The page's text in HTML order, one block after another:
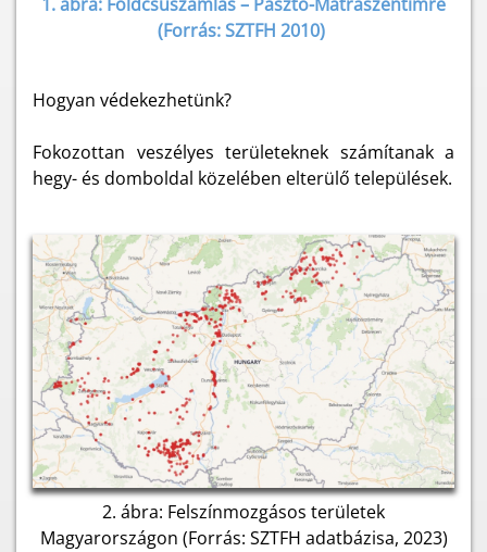
(Forrás: SZTFH 2010)
Hogyan védekezhetünk?
Fokozottan veszélyes területeknek számítanak a
hegy- és domboldal közelében elterülő települések.
2. ábra: Felszínmozgásos területek
Magyarországon (Forrás: SZTFH adatbázisa, 2023)